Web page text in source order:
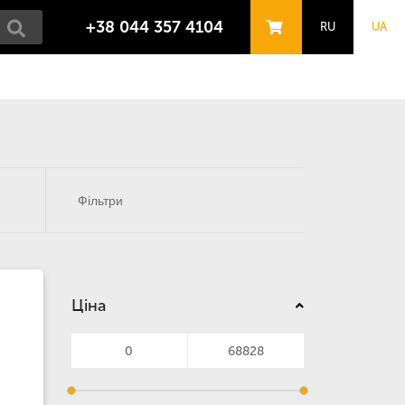
+38 044 357 4104 RU UA
Ціна
Фільтри